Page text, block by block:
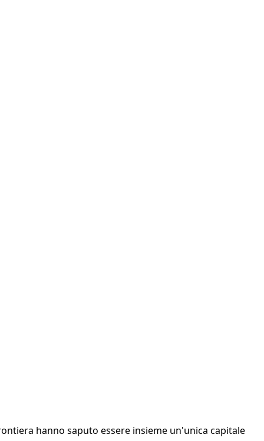
hanno saputo essere insieme un'unica capitale